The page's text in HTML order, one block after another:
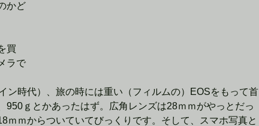
かど
買
ラで
ン時代）、旅の時には重い（フィルムの）EOSをもって首
950ｇとかあったはず。広角レンズは28ｍｍがやっとだっ
ｍｍからついていてびっくりです。そして、スマホ写真と